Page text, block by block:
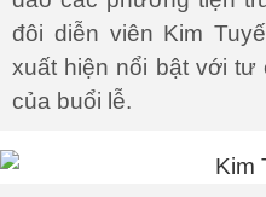
đôi diễn viên Kim
xuất hiện nổi bật với
của buổi lễ.